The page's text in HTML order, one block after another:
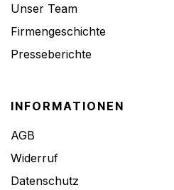
Unser Team
Firmengeschichte
Presseberichte
INFORMATIONEN
AGB
Widerruf
Datenschutz